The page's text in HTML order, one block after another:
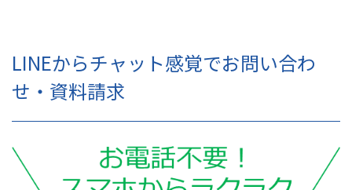
LINEからチャット感覚でお問い合わ
せ・資料請求